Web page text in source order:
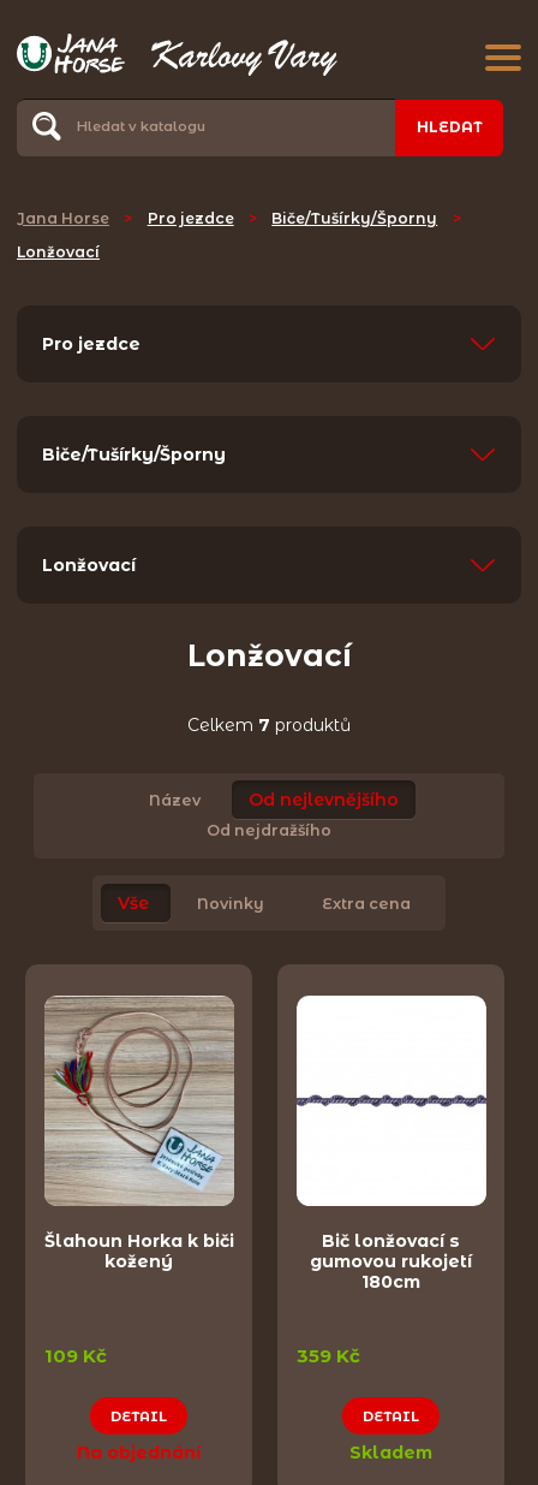
HLEDAT
Jana Horse > Pro jezdce > Biče/Tušírky/Šporny
>
Lonžovací
Pro jezdce
Biče/Tušírky/Šporny
Lonžovací
Lonžovací
Celkem 7 produktů
Název Od nejlevnějšího
Od nejdražšího
Vše Novinky Extra cena
Šlahoun Horka k biči
kožený
109 Kč
DETAIL
Na objednání
Bič lonžovací s
gumovou rukojetí
180cm
359 Kč
DETAIL
Skladem